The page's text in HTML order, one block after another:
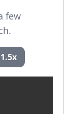
few
1.5x